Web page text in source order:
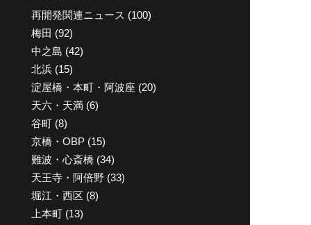
再開発関連ニュース (100)
梅田 (92)
中之島 (42)
北浜 (15)
淀屋橋・本町・阿波座 (20)
天六・天満 (6)
谷町 (8)
京橋・OBP (15)
難波・心斎橋 (34)
天王寺・阿倍野 (33)
堀江・西区 (8)
上本町 (13)